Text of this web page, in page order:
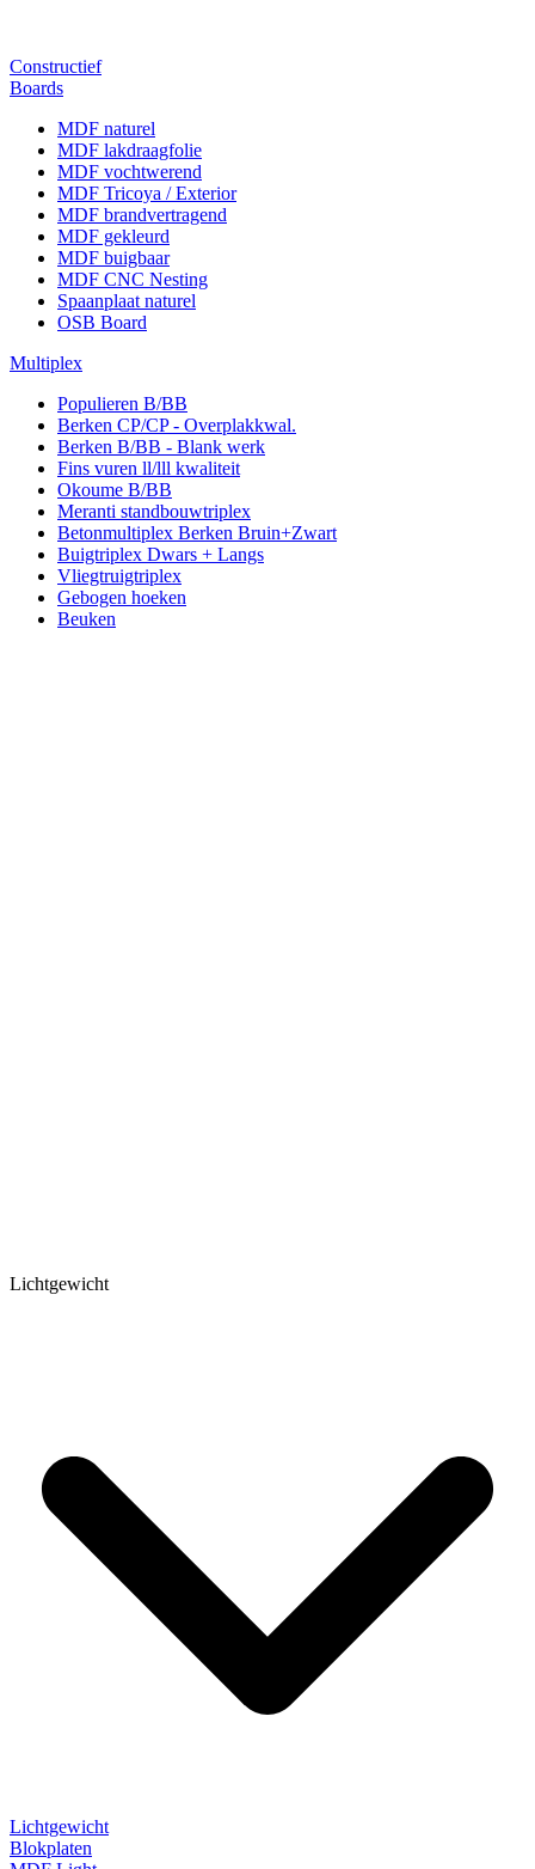
Constructief
Boards
MDF naturel
MDF lakdraagfolie
MDF vochtwerend
MDF Tricoya / Exterior
MDF brandvertragend
MDF gekleurd
MDF buigbaar
MDF CNC Nesting
Spaanplaat naturel
OSB Board
Multiplex
Populieren B/BB
Berken CP/CP - Overplakkwal.
Berken B/BB - Blank werk
Fins vuren ll/lll kwaliteit
Okoume B/BB
Meranti standbouwtriplex
Betonmultiplex Berken Bruin+Zwart
Buigtriplex Dwars + Langs
Vliegtruigtriplex
Gebogen hoeken
Beuken
Lichtgewicht
Lichtgewicht
Blokplaten